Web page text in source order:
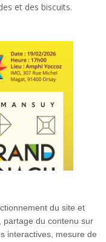
et des biscuits.
du site et
partage du contenu sur
interactives, mesure de